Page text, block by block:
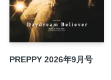
salon）
注目の「推しヘア」１
術。「新スタンダー
ラー”AYATO（Null）
PREPPY 2026年9月号